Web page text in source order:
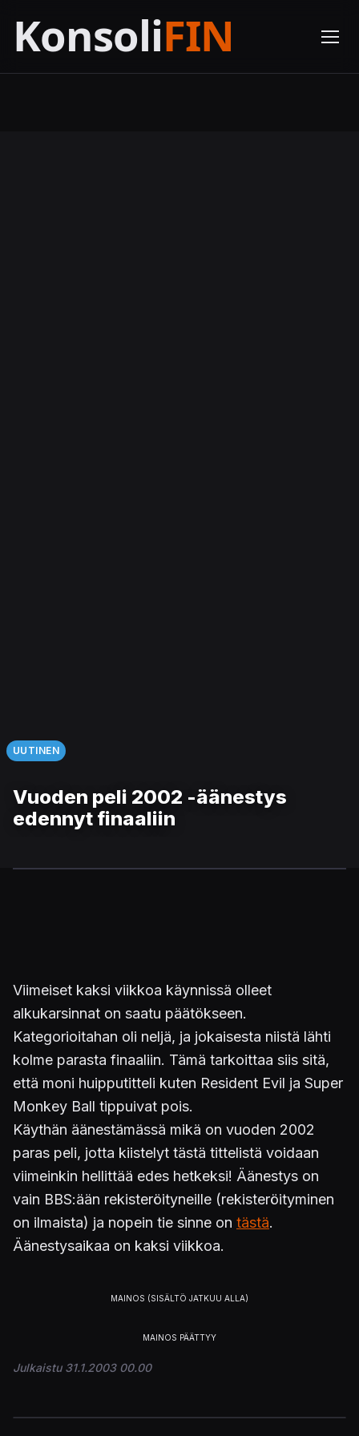
UUTINEN
Vuoden peli 2002 -äänestys
edennyt finaaliin
Viimeiset kaksi viikkoa käynnissä olleet
alkukarsinnat on saatu päätökseen.
Kategorioitahan oli neljä, ja jokaisesta niistä lähti
kolme parasta finaaliin. Tämä tarkoittaa siis sitä,
että moni huipputitteli kuten Resident Evil ja Super
Monkey Ball tippuivat pois.
Käythän äänestämässä mikä on vuoden 2002
paras peli, jotta kiistelyt tästä tittelistä voidaan
viimeinkin hellittää edes hetkeksi! Äänestys on
vain BBS:ään rekisteröityneille (rekisteröityminen
on ilmaista) ja nopein tie sinne on tästä.
Äänestysaikaa on kaksi viikkoa.
Julkaistu 31.1.2003 00.00